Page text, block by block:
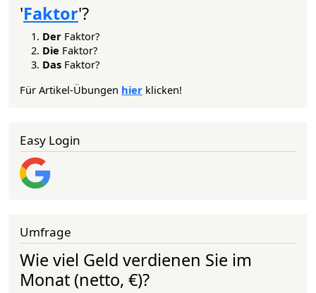
'Faktor'?
Der Faktor?
Die Faktor?
Das Faktor?
Für Artikel-Übungen hier klicken!
Easy Login
Umfrage
Wie viel Geld verdienen Sie im
Monat (netto, €)?